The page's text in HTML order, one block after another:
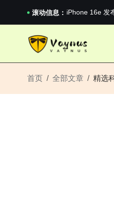
滚动信息： 2026澳网男单
《巅峰守卫
首页 全部文章 精选